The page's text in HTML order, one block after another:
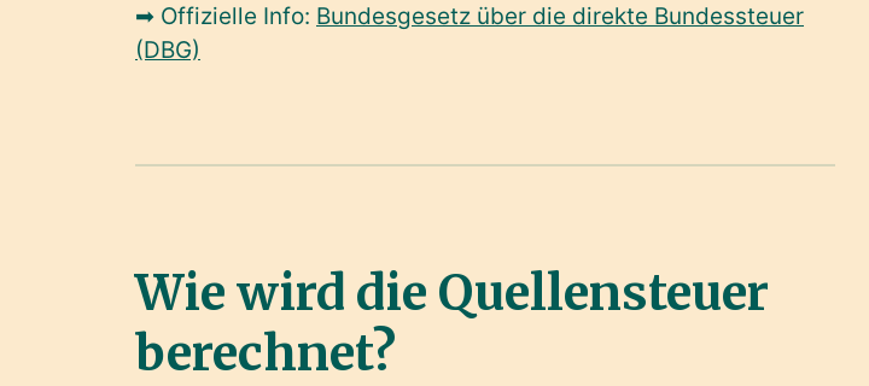
➡ Offizielle Info: Bundesgesetz über die direkte Bundessteuer
(DBG)
Wie wird die Quellensteuer
berechnet?